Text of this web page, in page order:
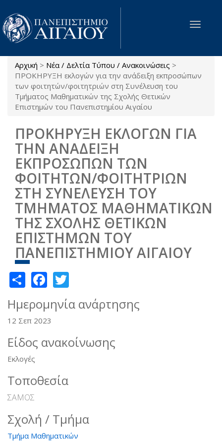
Παράκαμψη προς το κυρίως περιεχόμενο
Toggle
Είστε εδώ
Αρχική > Νέα / Δελτία Τύπου / Ανακοινώσεις >
ΠΡΟΚΗΡΥΞΗ εκλογών για την ανάδειξη εκπροσώπων
των φοιτητών/φοιτητριών στη Συνέλευση του
Τμήματος Μαθηματικών της Σχολής Θετικών
Επιστημών του Πανεπιστημίου Αιγαίου
ΠΡΟΚΗΡΥΞΗ ΕΚΛΟΓΩΝ ΓΙΑ
ΤΗΝ ΑΝΑΔΕΙΞΗ
ΕΚΠΡΟΣΩΠΩΝ ΤΩΝ
ΦΟΙΤΗΤΩΝ/ΦΟΙΤΗΤΡΙΩΝ
ΣΤΗ ΣΥΝΕΛΕΥΣΗ ΤΟΥ
ΤΜΗΜΑΤΟΣ ΜΑΘΗΜΑΤΙΚΩΝ
ΤΗΣ ΣΧΟΛΗΣ ΘΕΤΙΚΩΝ
ΕΠΙΣΤΗΜΩΝ ΤΟΥ
ΠΑΝΕΠΙΣΤΗΜΙΟΥ ΑΙΓΑΙΟΥ
ShareFacebook
Ημερομηνία ανάρτησης
12 Σεπ 2023
Είδος ανακοίνωσης
Εκλογές
Τοποθεσία
ΣΑΜΟΣ
Σχολή / Τμήμα
Τμήμα Μαθηματικών